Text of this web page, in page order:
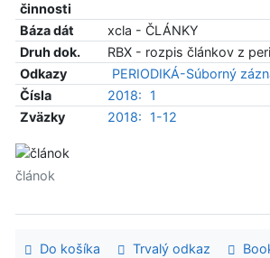
činnosti
Báza dát
xcla - ČLÁNKY
Druh dok.
RBX - rozpis článkov z
Odkazy
PERIODIKÁ-Súborný
Čísla
2018:
1
Zväzky
2018: 1-12
článok
Do košíka Trvalý odkaz